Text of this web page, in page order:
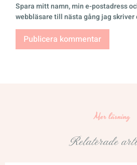
Spara mitt namn, min e-postadress
webbläsare till nästa gång jag skriver
Mer läsning
Relaterade